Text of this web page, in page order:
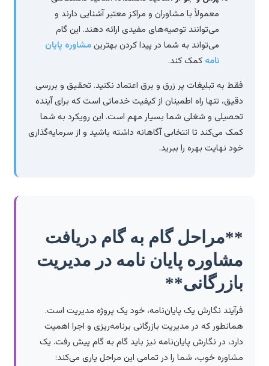
معمولاً با مشاوران و مراکز معتبر آشنایی دارند و
می‌توانند توصیه‌های مفیدی ارائه دهند. این گام
می‌تواند به شما در پیدا کردن بهترینمشاوره پایان
کمک کند.
فقط به تبلیغات پر زرق و برق اعتماد نکنید. تحقیق و بررسی
دقیق، تنها راه اطمینان از کیفیت خدماتی است که برای آینده
تحصیلی و شغلی شما بسیار مهم است. این رویکرد به شما
کمک می‌کند تا انتخابی آگاهانه داشته باشید و از سرمایه‌گذاری
خود نهایت بهره را ببرید.
**مراحل گام به گام دریافت
مشاوره پایان نامه در مدیریت
بازرگانی**
فرآیند نگارش یک پایان‌نامه، خود یک پروژه مدیریت است.
همانطور که در مدیریت بازرگانی برنامه‌ریزی و اجرا اهمیت
دارد، در نگارش پایان‌نامه نیز باید گام به گام پیش رفت. یک
مشاوره خوب، شما را در تمامی این مراحل یاری می‌کند: